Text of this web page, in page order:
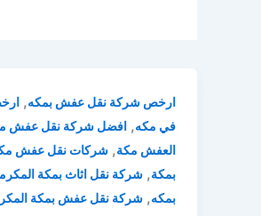
ارخص شركة نقل عفش بمكه,
في مكه, افضل شركة نقل عفش
العفش مكة, شركات نقل عفش
بمكة, شركة نقل اثاث بمكة
بمكه, شركة نقل عفش بمكة